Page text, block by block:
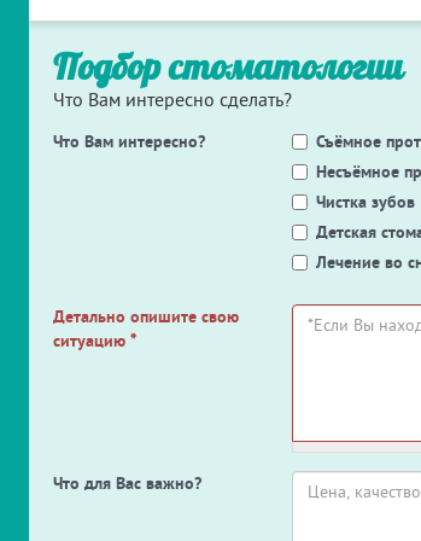
Подбор стоматологии
Что Вам интересно сделать?
Что Вам интересно? Съёмное
Несъёмное
Чистка зубов
Детская
Лечение во
Детально опишите свою
ситуацию *
Что для Вас важно?